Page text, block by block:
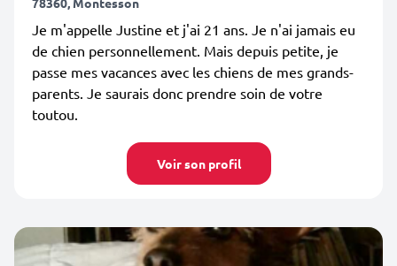
Je m'appelle Justine et j'ai 21 ans. Je n'ai jamais eu
de chien personnellement. Mais depuis petite, je
passe mes vacances avec les chiens de mes grands-
parents. Je saurais donc prendre soin de votre
toutou.
Voir son profil